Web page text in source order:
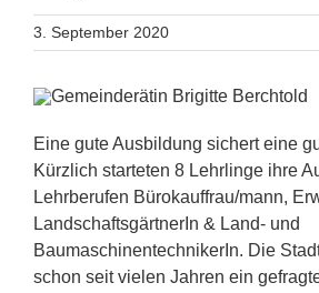
3. September 2020
Eine gute Ausbildung sichert eine
Kürzlich starteten 8 Lehrlinge ihre
Lehrberufen Bürokauffrau/mann,
LandschaftsgärtnerIn & Land- und
BaumaschinentechnikerIn. Die
schon seit vielen Jahren ein